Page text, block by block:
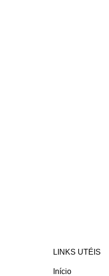
LINKS UTÉIS
Início